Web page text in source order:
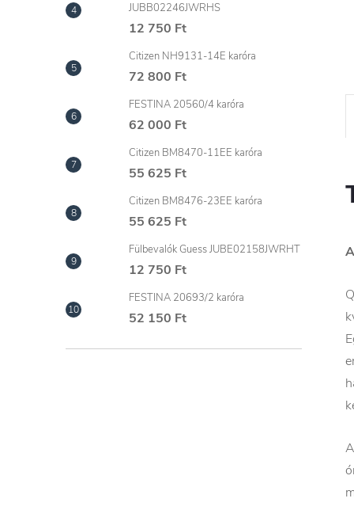
JUBB02246JWRHS
12 750 Ft
Citizen NH9131-14E karóra
72 800 Ft
FESTINA 20560/4 karóra
62 000 Ft
Citizen BM8470-11EE karóra
55 625 Ft
Citizen BM8476-23EE karóra
55 625 Ft
Fülbevalók Guess JUBE02158JWRHT
12 750 Ft
FESTINA 20693/2 karóra
52 150 Ft